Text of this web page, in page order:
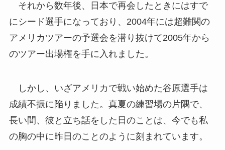
それから数年後、日本で再会したときにはすで
にシード選手になっており、2004年には超難関の
アメリカツアーの予選会を潜り抜けて2005年から
のツアー出場権を手に入れました。
しかし、いざアメリカで戦い始めた谷原選手は
成績不振に陥りました。真夏の練習場の片隅で、
長い間、彼と立ち話をした日のことは、今でも私
の胸の中に昨日のことのように刻まれています。